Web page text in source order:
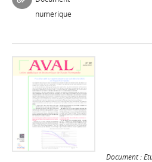
numérique
Document :